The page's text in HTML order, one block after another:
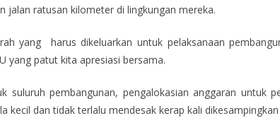
ratusan kilometer di lingkungan mereka.
yang harus dikeluarkan untuk pelaksanaan
yang patut kita apresiasi bersama.
suluruh pembangunan, pengalokasian anggaran untuk
kecil dan tidak terlalu mendesak kerap kali